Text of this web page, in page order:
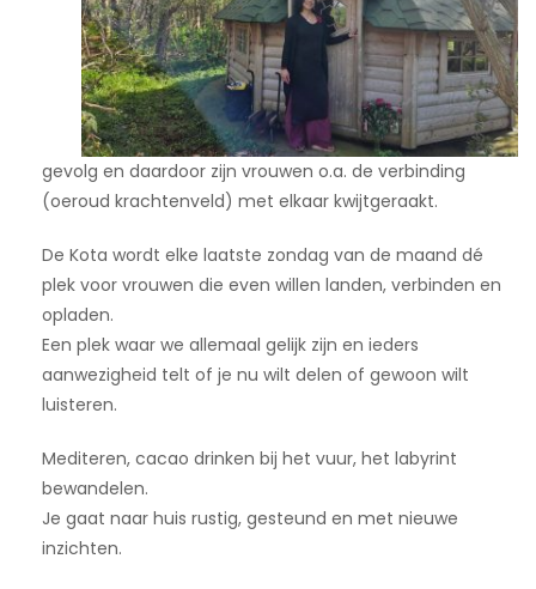
gevolg en daardoor zijn vrouwen o.a. de verbinding
(oeroud krachtenveld) met elkaar kwijtgeraakt.
De Kota wordt elke laatste zondag van de maand dé
plek voor vrouwen die even willen landen, verbinden en
opladen.
Een plek waar we allemaal gelijk zijn en ieders
aanwezigheid telt of je nu wilt delen of gewoon wilt
luisteren.
Mediteren, cacao drinken bij het vuur, het labyrint
bewandelen.
Je gaat naar huis rustig, gesteund en met nieuwe
inzichten.